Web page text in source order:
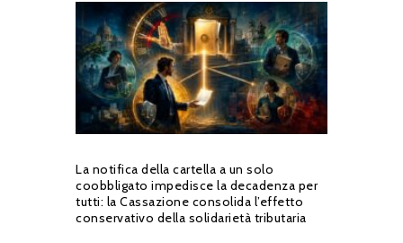
La notifica della cartella a un solo
coobbligato impedisce la decadenza per
tutti: la Cassazione consolida l’effetto
conservativo della solidarietà tributaria